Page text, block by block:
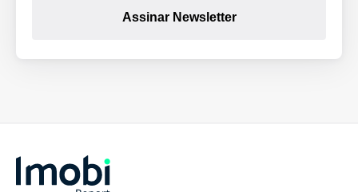
Assinar Newsletter